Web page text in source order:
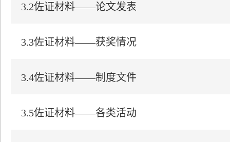
3.2佐证材料——论文发表
3.3佐证材料——获奖情况
3.4佐证材料——制度文件
3.5佐证材料——各类活动